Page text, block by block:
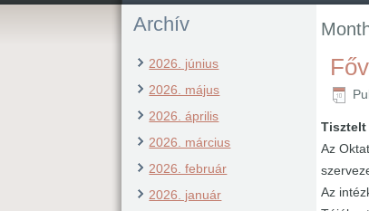
Archív
2026. június
2026. május
2026. április
2026. március
2026. február
2026. január
Tisztelt
Az
Az